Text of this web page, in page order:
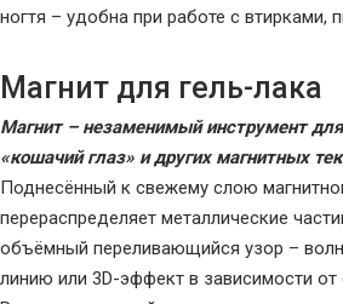
ногтя – удобна при работе с втирками,
Магнит для гель-лака
Магнит – незаменимый инструмент
«кошачий глаз» и других магнитных
Поднесённый к свежему слою
перераспределяет металлические
объёмный переливающийся узор –
линию или 3D-эффект в зависимости